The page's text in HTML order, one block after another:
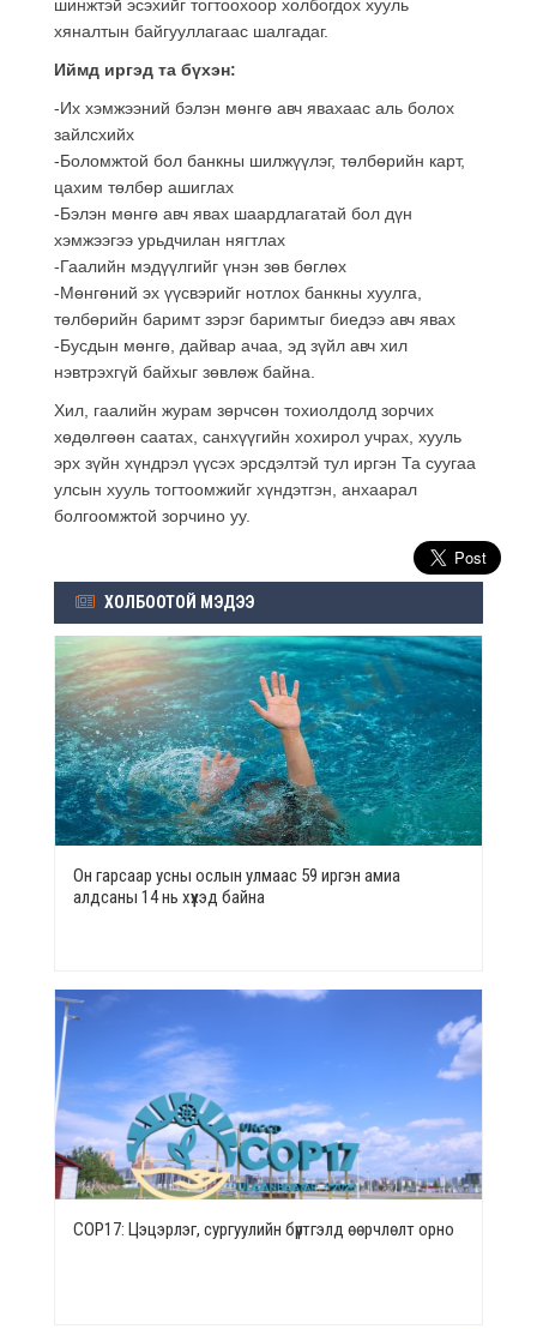
шинжтэй эсэхийг тогтоохоор холбогдох хууль
хяналтын байгууллагаас шалгадаг.
Иймд иргэд та бүхэн:
-Их хэмжээний бэлэн мөнгө авч явахаас аль болох
зайлсхийх
-Боломжтой бол банкны шилжүүлэг, төлбөрийн карт,
цахим төлбөр ашиглах
-Бэлэн мөнгө авч явах шаардлагатай бол дүн
хэмжээгээ урьдчилан нягтлах
-Гаалийн мэдүүлгийг үнэн зөв бөглөх
-Мөнгөний эх үүсвэрийг нотлох банкны хуулга,
төлбөрийн баримт зэрэг баримтыг биедээ авч явах
-Бусдын мөнгө, дайвар ачаа, эд зүйл авч хил
нэвтрэхгүй байхыг зөвлөж байна.
Хил, гаалийн журам зөрчсөн тохиолдолд зорчих
хөдөлгөөн саатах, санхүүгийн хохирол учрах, хууль
эрх зүйн хүндрэл үүсэх эрсдэлтэй тул иргэн Та суугаа
улсын хууль тогтоомжийг хүндэтгэн, анхаарал
болгоомжтой зорчино уу.
ХОЛБООТОЙ МЭДЭЭ
Он гарсаар усны ослын улмаас 59 иргэн амиа
алдсаны 14 нь хүүхэд байна
СОР17: Цэцэрлэг, сургуулийн бүртгэлд өөрчлөлт орно